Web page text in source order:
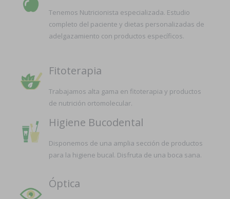
Tenemos Nutricionista especializada. Estudio
completo del paciente y dietas personalizadas de
adelgazamiento con productos específicos.
Fitoterapia
Trabajamos alta gama en fitoterapia y productos
de nutrición ortomolecular.
Higiene Bucodental
Disponemos de una amplia sección de productos
para la higiene bucal. Disfruta de una boca sana.
Óptica